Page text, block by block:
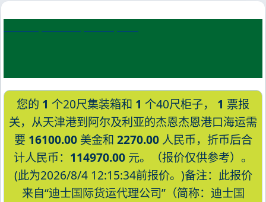
您的 1 个20尺集装箱和 1 个40尺柜子， 1 票报
关，从天津港到阿尔及利亚的杰恩杰恩港口海运需
要 16100.00美金和 2270.00人民币，折币后合
计人民币： 114970.00 元。（报价仅供参考）。
(此为2026/8/4 12:15:34前报价。)备注：此报价
来自“迪士国际货运代理公司”（简称：迪士国